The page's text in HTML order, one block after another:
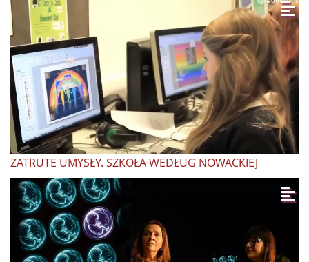
ZATRUTE UMYSŁY. SZKOŁA WEDŁUG NOWACKIEJ